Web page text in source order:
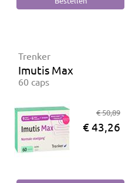
Trenker
Imutis Max
60 caps
€ 50,89
€ 43,26